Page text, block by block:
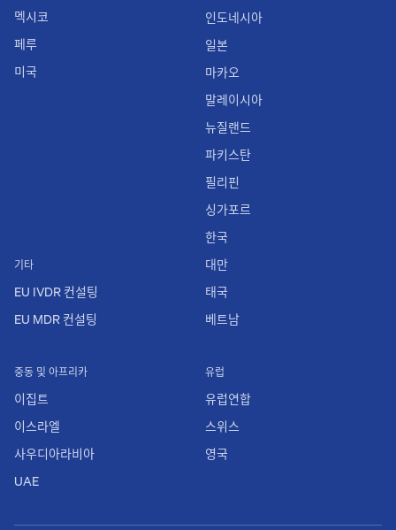
멕시코
페루
미국
기타
EU IVDR 컨설팅
EU MDR 컨설팅
유럽
유럽연합
스위스
영국
중동 및 아프리카
이집트
이스라엘
사우디아라비아
UAE
인도네시아
일본
마카오
말레이시아
뉴질랜드
파키스탄
필리핀
싱가포르
한국
대만
태국
베트남